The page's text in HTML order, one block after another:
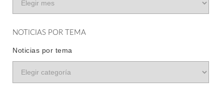
NOTICIAS POR TEMA
Noticias por tema